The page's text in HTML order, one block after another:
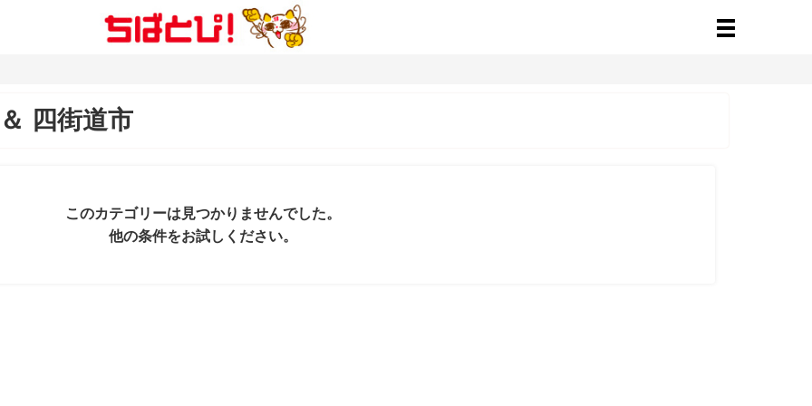
四街道市
このカテゴリーは見つかりませんでした。
他の条件をお試しください。